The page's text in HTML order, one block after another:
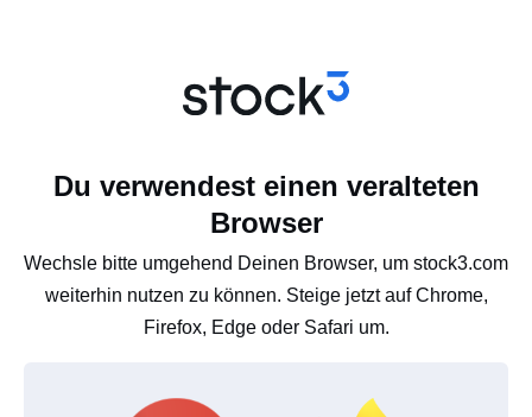
Du verwendest einen veralteten
Browser
Wechsle bitte umgehend Deinen Browser, um stock3.com
weiterhin nutzen zu können. Steige jetzt auf Chrome,
Firefox, Edge oder Safari um.